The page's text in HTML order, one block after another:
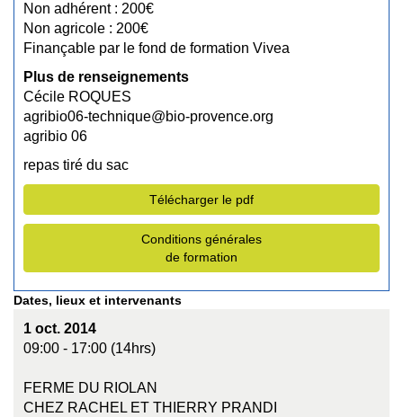
Non adhérent : 200€
Non agricole : 200€
Finançable par le fond de formation Vivea
Plus de renseignements
Cécile ROQUES
agribio06-technique@bio-provence.org
agribio 06
repas tiré du sac
Télécharger le pdf
Conditions générales
de formation
Dates, lieux et intervenants
1 oct. 2014
09:00 - 17:00 (14hrs)
FERME DU RIOLAN
CHEZ RACHEL ET THIERRY PRANDI